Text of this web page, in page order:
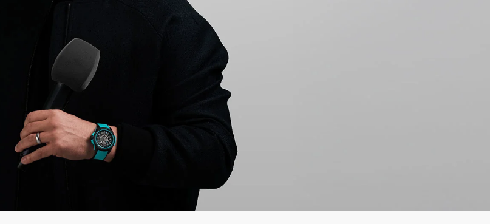
WILD ONE SKELETON
GREY